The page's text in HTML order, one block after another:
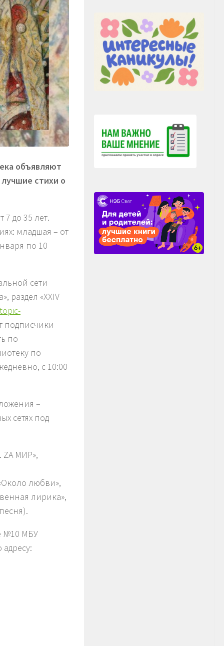
объявляют
стихи о
до 35 лет.
младшая – от
по 10
сети
раздел «XXIV
подписчики
по
по
с 10:00
–
сетях под
МИР»,
любви»,
лирика»,
№10 МБУ